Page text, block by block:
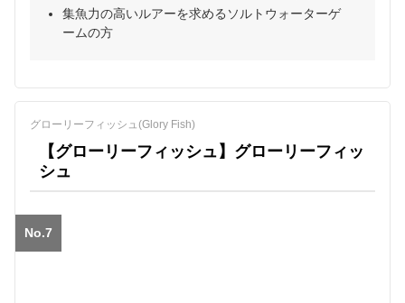
集魚力の高いルアーを求めるソルトウォーターゲ
ームの方
グローリーフィッシュ(Glory Fish)
【グローリーフィッシュ】グローリーフィッ
シュ
No.7